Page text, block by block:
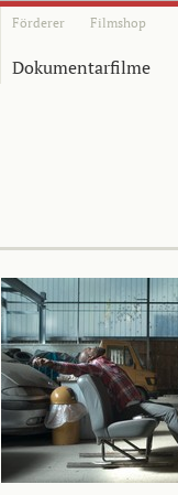
Förderer Filmshop
Dokumentarfilme